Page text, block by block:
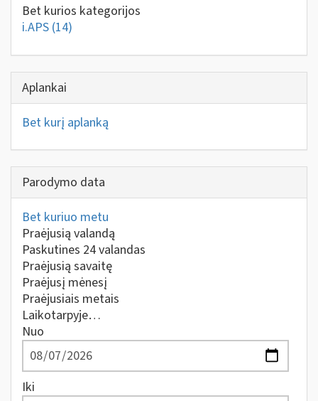
Bet kurios kategorijos
i.APS (14)
Aplankai
Bet kurį aplanką
Parodymo data
Bet kuriuo metu
Praėjusią valandą
Paskutines 24 valandas
Praėjusią savaitę
Praėjusį mėnesį
Praėjusiais metais
Laikotarpyje…
Nuo
Iki